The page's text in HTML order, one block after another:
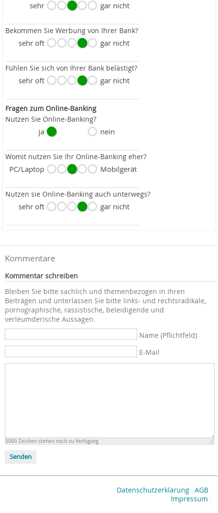
sehr gar nicht
Bekommen Sie Werbung von Ihrer Bank?
sehr oft gar nicht
Fühlen Sie sich von Ihrer Bank belästigt?
sehr oft gar nicht
Fragen zum Online-Banking
Nutzen Sie Online-Banking?
ja nein
Womit nutzen Sie Ihr Online-Banking eher?
PC/Laptop Mobilgerät
Nutzen sie Online-Banking auch unterwegs?
sehr oft gar nicht
Kommentare
Kommentar schreiben
Bleiben Sie bitte sachlich und themenbezogen in Ihren
Beiträgen und unterlassen Sie bitte links- und rechtsradikale,
pornographische, rassistische, beleidigende und
verleumderische Aussagen.
Name (Pflichtfeld)
E-Mail
5000 Zeichen stehen noch zu Verfügung
Senden
AGB
Datenschutzerklärung
Impressum